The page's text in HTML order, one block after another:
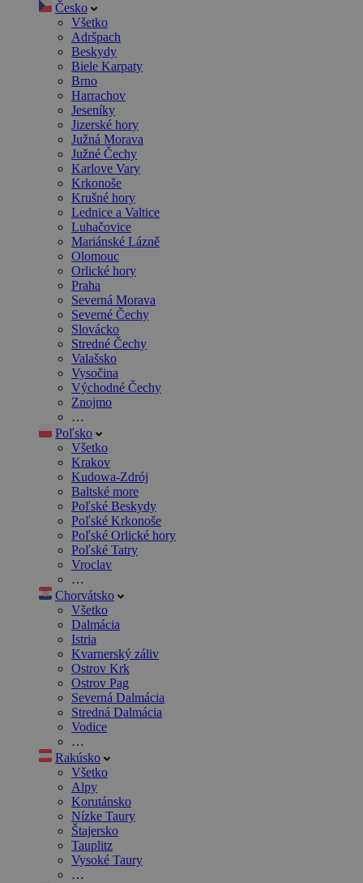
Česko
Všetko
Adršpach
Beskydy
Biele Karpaty
Brno
Harrachov
Jeseníky
Jizerské hory
Južná Morava
Južné Čechy
Karlove Vary
Krkonoše
Krušné hory
Lednice a Valtice
Luhačovice
Mariánské Lázně
Olomouc
Orlické hory
Praha
Severná Morava
Severné Čechy
Slovácko
Stredné Čechy
Valašsko
Vysočina
Východné Čechy
Znojmo
…
Poľsko
Všetko
Krakov
Kudowa-Zdrój
Baltské more
Poľské Beskydy
Poľské Krkonoše
Poľské Orlické hory
Poľské Tatry
Vroclav
…
Chorvátsko
Všetko
Dalmácia
Istria
Kvarnerský záliv
Ostrov Krk
Ostrov Pag
Severná Dalmácia
Stredná Dalmácia
Vodice
…
Rakúsko
Všetko
Alpy
Korutánsko
Nízke Taury
Štajersko
Tauplitz
Vysoké Taury
…